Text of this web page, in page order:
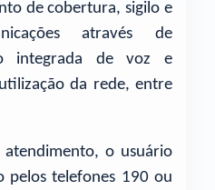
de cobertura, sigilo e
através de
integrada de voz e
da rede, entre
o usuário
pelos telefones 190 ou